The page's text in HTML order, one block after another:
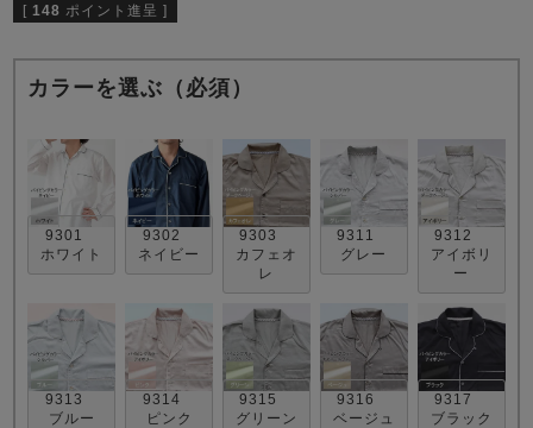
ガールズ 上着
ガールズ
売れ筋ランキング
新着商品
- New Arrival -
すべてのデザインのパジャマ一覧はこちら
[ 148 ポイント進呈 ]
カラーを選ぶ（必須）
9301
ホワイト
9302
ネイビー
9303
カフェオ
レ
9311
グレー
9312
アイボリ
ー
9313
ブルー
9314
ピンク
9315
グリーン
9316
ベージュ
9317
ブラック